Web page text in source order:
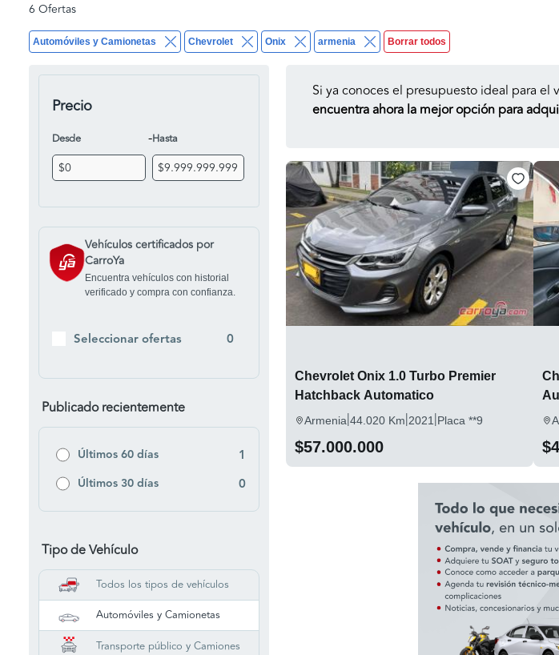
Automóviles y Camionetas Chevrolet Onix armenia Borrar todos
6 Ofertas
Precio
Desde -Hasta
Vehículos certificados por
CarroYa
Encuentra vehículos con historial
verificado y compra con confianza.
Seleccionar ofertas 0
Publicado recientemente
Últimos 60 días 1
Últimos 30 días 0
Tipo de Vehículo
Todos los tipos de vehículos
Automóviles y Camionetas
Transporte público y Camiones
Si ya conoces el presupuesto ideal para el
encuentra ahora la mejor opción para
Chevrolet Onix 1.0 Turbo Premier
Hatchback Automatico
Armenia|44.020 Km|2021 |Placa **9
$57.000.000